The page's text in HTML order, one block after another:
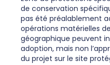
de conservation
pas été préalablement
opérations matérielles
géographique peuvent
adoption, mais non
du projet sur le site